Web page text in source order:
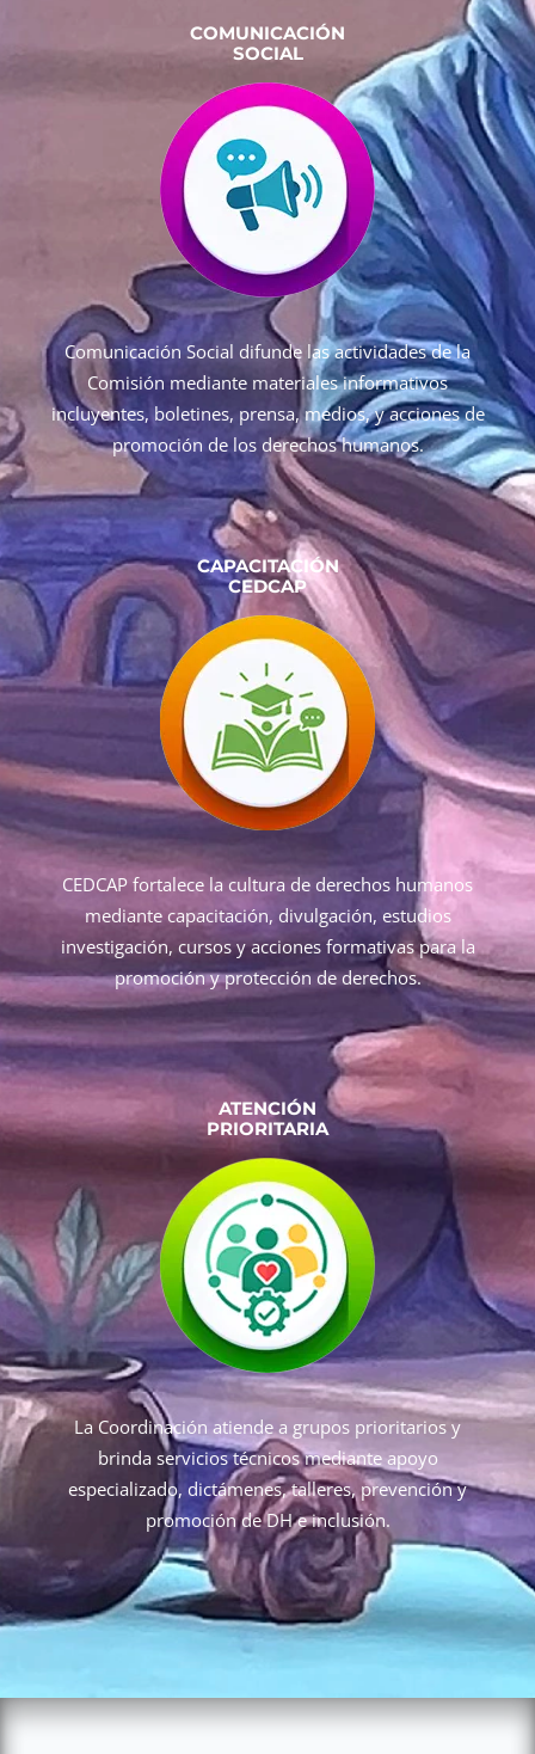
COMUNICACIÓN
SOCIAL
Comunicación Social difunde las actividades de la
Comisión mediante materiales informativos
incluyentes, boletines, prensa, medios, y acciones de
promoción de los derechos humanos.
CAPACITACIÓN
CEDCAP
CEDCAP fortalece la cultura de derechos humanos
mediante capacitación, divulgación, estudios
investigación, cursos y acciones formativas para la
promoción y protección de derechos.
ATENCIÓN
PRIORITARIA
La Coordinación atiende a grupos prioritarios y
brinda servicios técnicos mediante apoyo
especializado, dictámenes, talleres, prevención y
promoción de DH e inclusión.